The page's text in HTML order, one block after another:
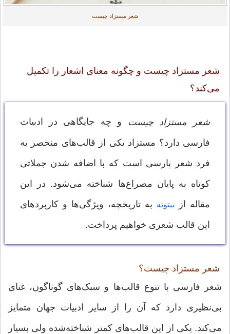
شعر مستزاد چیست
شعر مستزاد چیست و چگونه معنای اشعار را تکمیل
می‌کند؟
شعر مستزاد چیست و چه جایگاهی در ادبیات
فارسی دارد؟ مستزاد یکی از قالب‌های منحصر به
فرد شعر پارسی است که با اضافه شدن جملاتی
کوتاه به پایان مصراع‌ها شناخته می‌شود. در این
مقاله از
بیتوته به تاریخچه، ویژگی‌ها و کاربردهای
این قالب شعری خواهیم پرداخت.
شعر مستزاد چیست؟
شعر فارسی با تنوع قالب‌ها و سبک‌های گوناگون، غنای
بی‌نظیری دارد که آن را از سایر ادبیات جهان متمایز
می‌کند. یکی از این قالب‌های کمتر شناخته‌شده ولی بسیار